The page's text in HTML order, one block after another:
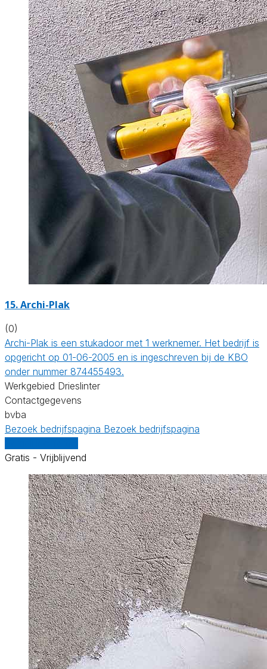
15. Archi-Plak
(0)
Archi-Plak is een stukadoor met 1 werknemer. Het bedrijf is
opgericht op 01-06-2005 en is ingeschreven bij de KBO
onder nummer 874455493.
Werkgebied Drieslinter
Contactgegevens
bvba
Bezoek bedrijfspagina Bezoek bedrijfspagina
Gratis - Vrijblijvend